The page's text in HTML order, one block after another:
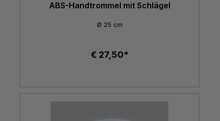
ABS-Handtrommel mit Schlägel
Ø 25 cm
€ 27,50*